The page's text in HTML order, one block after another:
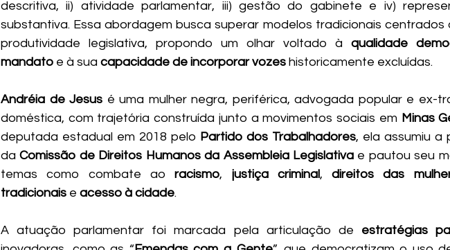
descritiva, ii) atividade parlamentar, iii) gestão do gabinete e iv)
substantiva. Essa abordagem busca superar modelos tradicionais centrados
produtividade legislativa, propondo um olhar voltado à qualidade
mandato e à sua capacidade de incorporar vozes historicamente excluídas.
Andréia de Jesus é uma mulher negra, periférica, advogada popular e ex-
doméstica, com trajetória construída junto a movimentos sociais em Minas
deputada estadual em 2018 pelo Partido dos Trabalhadores, ela assumiu a
da Comissão de Direitos Humanos da Assembleia Legislativa e pautou seu
temas como combate ao racismo, justiça criminal, direitos das
tradicionais e acesso à cidade.
A atuação parlamentar foi marcada pela articulação de